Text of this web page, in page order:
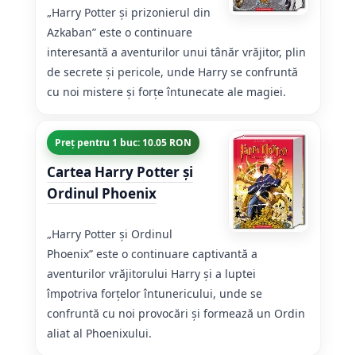
„Harry Potter și prizonierul din
Azkaban” este o continuare
interesantă a aventurilor unui tânăr vrăjitor, plin
de secrete și pericole, unde Harry se confruntă
cu noi mistere și forțe întunecate ale magiei.
Preț pentru 1 buc: 10.05 RON
Cartea Harry Potter și
Ordinul Phoenix
„Harry Potter și Ordinul
Phoenix” este o continuare captivantă a
aventurilor vrăjitorului Harry și a luptei
împotriva forțelor întunericului, unde se
confruntă cu noi provocări și formează un Ordin
aliat al Phoenixului.